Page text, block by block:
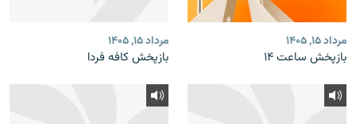
مرداد ۱۵, ۱۴۰۵
بازپخش ساعت ۱۴
مرداد ۱۵, ۱۴۰۵
بازپخش کافه فردا